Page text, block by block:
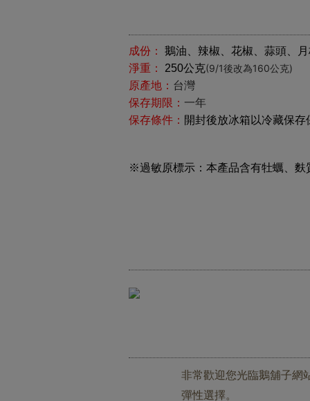
成份：
鵝油、辣椒、花椒、蒜頭、
淨重：
250公克(9/1後改為160公克)
原產地： 台灣
保存期限： 一年
保存條件： 開封後放冰箱以冷藏保存
※過敏原標示：本產品含有牡蠣、麩
非常歡迎您光臨鵝舖子網
彈性選擇。